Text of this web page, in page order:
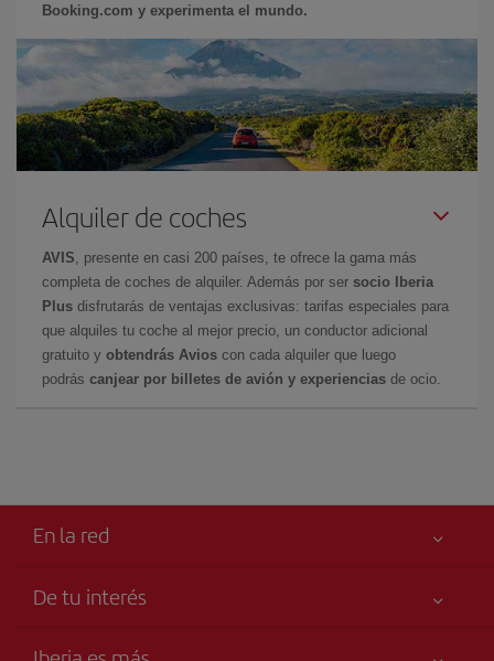
Booking.com y experimenta el mundo.
Alquiler de coches
AVIS , presente en casi 200 países, te ofrece la gama más
completa de coches de alquiler. Además por ser socio Iberia
Plus disfrutarás de ventajas exclusivas: tarifas especiales para
que alquiles tu coche al mejor precio, un conductor adicional
gratuito y obtendrás Avios con cada alquiler que luego
podrás canjear por billetes de avión y experiencias de ocio.
En la red
De tu interés